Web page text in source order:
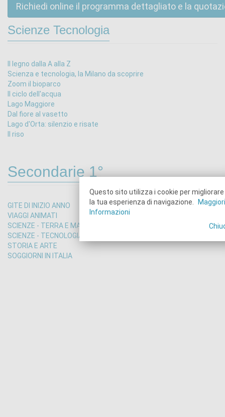
Richiedi online il programma dettagliato e la
Scienze Tecnologia
Il legno dalla A alla Z
Scienza e tecnologia, la Milano da scoprire
Zoom il bioparco
Il ciclo dell'acqua
Lago Maggiore
Dal fiore al vasetto
Lago d'Orta: silenzio e risate
Il riso
Secondarie 1°
GITE DI INIZIO ANNO
VIAGGI ANIMATI
SCIENZE - TERRA E MARE
SCIENZE - TECNOLOGIA
STORIA E ARTE
SOGGIORNI IN ITALIA
Questo sito utilizza i cookie per migliorare
la tua esperienza di navigazione.
Informazioni